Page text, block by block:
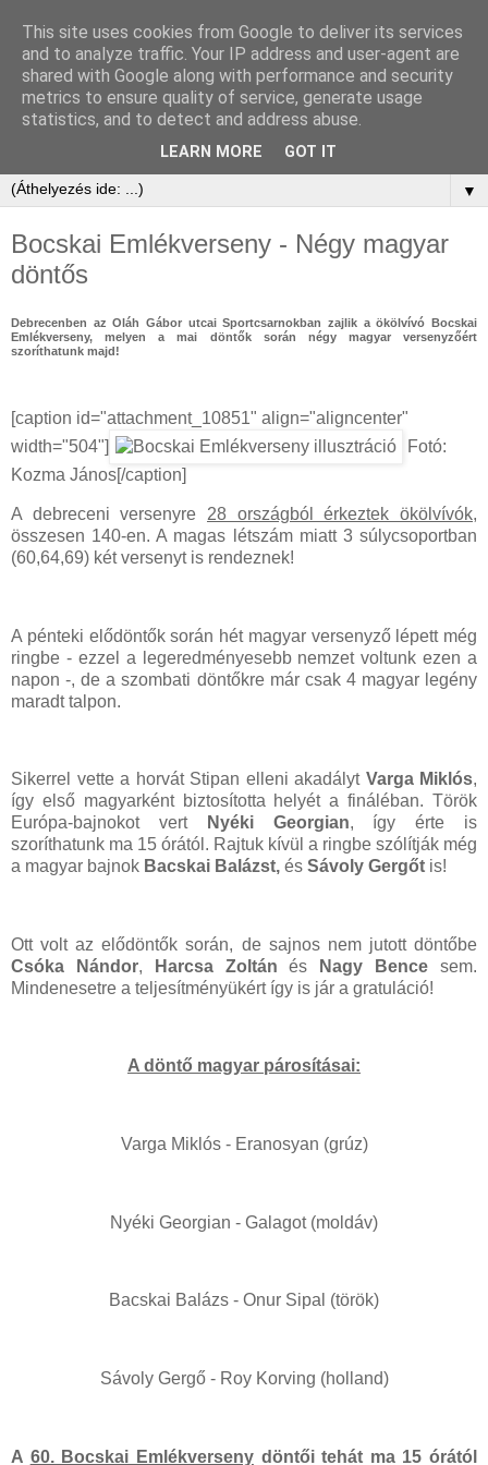
▼
Bocskai Emlékverseny - Négy magyar
döntős
Debrecenben az Oláh Gábor utcai Sportcsarnokban zajlik a ökölvívó Bocskai
Emlékverseny, melyen a mai döntők során négy magyar versenyzőért
szoríthatunk majd!
[caption id="attachment_10851" align="aligncenter"
width="504"]
Fotó:
Kozma János[/caption]
A debreceni versenyre 28 országból érkeztek ökölvívók,
összesen 140-en. A magas létszám miatt 3 súlycsoportban
(60,64,69) két versenyt is rendeznek!
A pénteki elődöntők során hét magyar versenyző lépett még
ringbe - ezzel a legeredményesebb nemzet voltunk ezen a
napon -, de a szombati döntőkre már csak 4 magyar legény
maradt talpon.
Sikerrel vette a horvát Stipan elleni akadályt Varga Miklós,
így első magyarként biztosította helyét a fináléban. Török
Európa-bajnokot vert
Nyéki Georgian, így érte is
szoríthatunk ma 15 órától. Rajtuk kívül a ringbe szólítják még
a magyar bajnok Bacskai Balázst, és Sávoly Gergőt is!
Ott volt az elődöntők során, de sajnos nem jutott döntőbe
Csóka Nándor, Harcsa Zoltán és Nagy Bence sem.
Mindenesetre a teljesítményükért így is jár a gratuláció!
A döntő magyar párosításai:
Varga Miklós - Eranosyan (grúz)
Nyéki Georgian - Galagot (moldáv)
Bacskai Balázs - Onur Sipal (török)
Sávoly Gergő - Roy Korving (holland)
A 60. Bocskai Emlékversenydöntői tehát ma 15 órától
This site uses cookies from Google to deliver its services
and to analyze traffic. Your IP address and user-agent are
shared with Google along with performance and security
metrics to ensure quality of service, generate usage
statistics, and to detect and address abuse.
LEARN MORE GOT IT